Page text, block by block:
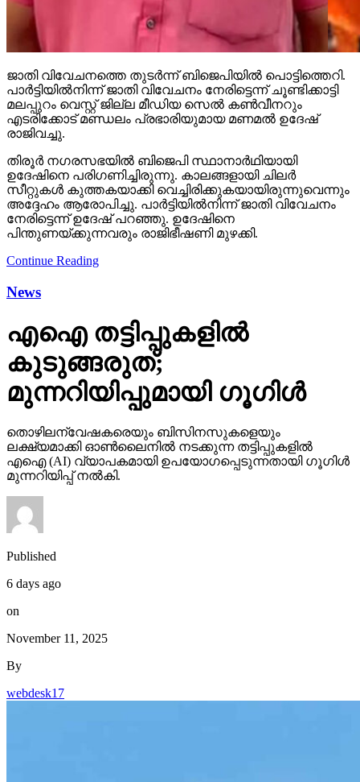
ജാതി വിവേചനത്തെ തുടര്‍ന്ന് ബിജെപിയില്‍ പൊട്ടിത്തെറി.
പാര്‍ട്ടിയില്‍നിന്ന് ജാതി വിവേചനം നേരിട്ടെന്ന് ചൂണ്ടിക്കാട്ടി
മലപ്പുറം വെസ്റ്റ് ജില്ല മീഡിയ സെല്‍ കണ്‍വീനറും
എടരിക്കോട് മണ്ഡലം പ്രഭാരിയുമായ മണമല്‍ ഉദേഷ്
രാജിവച്ചു.
തിരൂര്‍ നഗരസഭയില്‍ ബിജെപി സ്ഥാനാര്‍ഥിയായി
ഉദേഷിനെ പരിഗണിച്ചിരുന്നു. കാലങ്ങളായി ചിലര്‍
സീറ്റുകള്‍ കുത്തകയാക്കി വെച്ചിരിക്കുകയായിരുന്നുവെന്നും
അദ്ദേഹം ആരോപിച്ചു. പാര്‍ട്ടിയില്‍നിന്ന് ജാതി വിവേചനം
നേരിട്ടെന്ന് ഉദേഷ് പറഞ്ഞു. ഉദേഷിനെ
പിന്തുണയ്ക്കുന്നവരും രാജിഭീഷണി മുഴക്കി.
Continue Reading
News
എഐ തട്ടിപ്പുകളില്‍
കുടുങ്ങരുത്;
മുന്നറിയിപ്പുമായി ഗൂഗിള്‍
തൊഴിലന്വേഷകരെയും ബിസിനസുകളെയും
ലക്ഷ്യമാക്കി ഓണ്‍ലൈനില്‍ നടക്കുന്ന തട്ടിപ്പുകളില്‍
എഐ (AI) വ്യാപകമായി ഉപയോഗപ്പെടുന്നതായി ഗൂഗിള്‍
മുന്നറിയിപ്പ് നല്‍കി.
Published
6 days ago
on
November 11, 2025
By
webdesk17